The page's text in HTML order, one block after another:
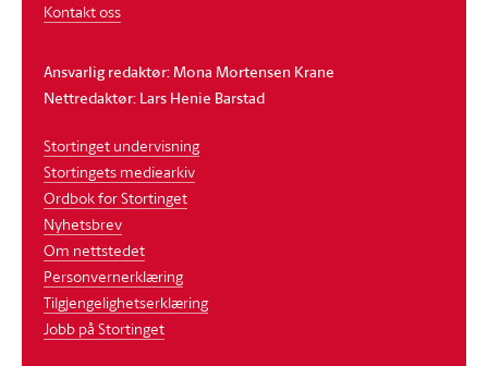
Kontakt oss
Ansvarlig redaktør: Mona Mortensen Krane
Nettredaktør: Lars Henie Barstad
Stortinget undervisning
Stortingets mediearkiv
Ordbok for Stortinget
Nyhetsbrev
Om nettstedet
Personvernerklæring
Tilgjengelighetserklæring
Jobb på Stortinget